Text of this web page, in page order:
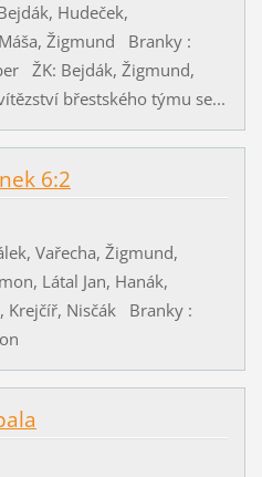
Hudeček,
Žigmund Branky :
ŽK: Bejdák, Žigmund,
břestského týmu se...
6:2
Vařecha, Žigmund,
Látal Jan, Hanák,
Krejčíř, Nisčák Branky :